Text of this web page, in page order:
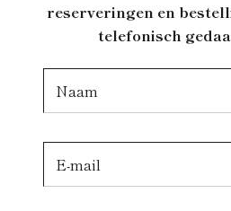
reserveringen en
telefonisch